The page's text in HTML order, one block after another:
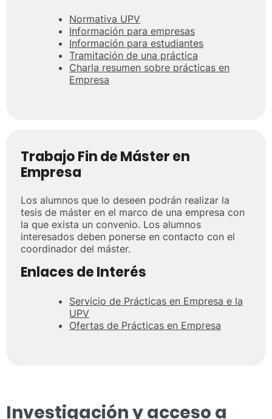
Normativa UPV
Información para empresas
Información para estudiantes
Tramitación de una práctica
Charla resumen sobre prácticas en
Empresa
Trabajo Fin de Máster en
Empresa
Los alumnos que lo deseen podrán realizar la
tesis de máster en el marco de una empresa con
la que exista un convenio. Los alumnos
interesados deben ponerse en contacto con el
coordinador del máster.
Enlaces de Interés
Servicio de Prácticas en Empresa e la
UPV
Ofertas de Prácticas en Empresa
Investigación y acceso a